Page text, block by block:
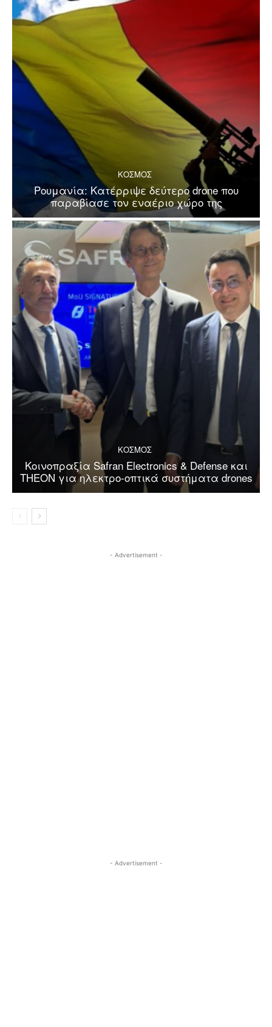
ΚΟΣΜΟΣ
Ρουμανία: Κατέρριψε δεύτερο drone που
παραβίασε τον εναέριο χώρο της
ΚΟΣΜΟΣ
Κοινοπραξία Safran Electronics & Defense και
THEON για ηλεκτρο-οπτικά συστήματα drones
- Advertisement -
- Advertisement -